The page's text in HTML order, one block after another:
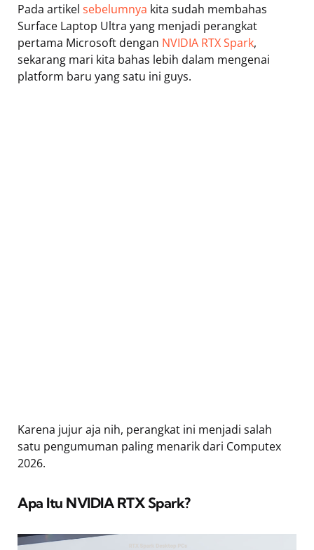
Pada artikel sebelumnya kita sudah membahas
Surface Laptop Ultra yang menjadi perangkat
pertama Microsoft dengan NVIDIA RTX Spark,
sekarang mari kita bahas lebih dalam mengenai
platform baru yang satu ini guys.
Karena jujur aja nih, perangkat ini menjadi salah
satu pengumuman paling menarik dari Computex
2026.
Apa Itu NVIDIA RTX Spark?